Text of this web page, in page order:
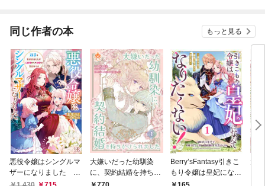
同じ作者の本 もっと見る
悪役令嬢はシングルマ
ザーになりました 双
子を引き取りましたが
大嫌いだった幼馴染
に、契約結婚を持ちか
けられました【合本
Berry’sFantasy引きこ
もり令嬢は皇妃になん
てなりたくない！～強